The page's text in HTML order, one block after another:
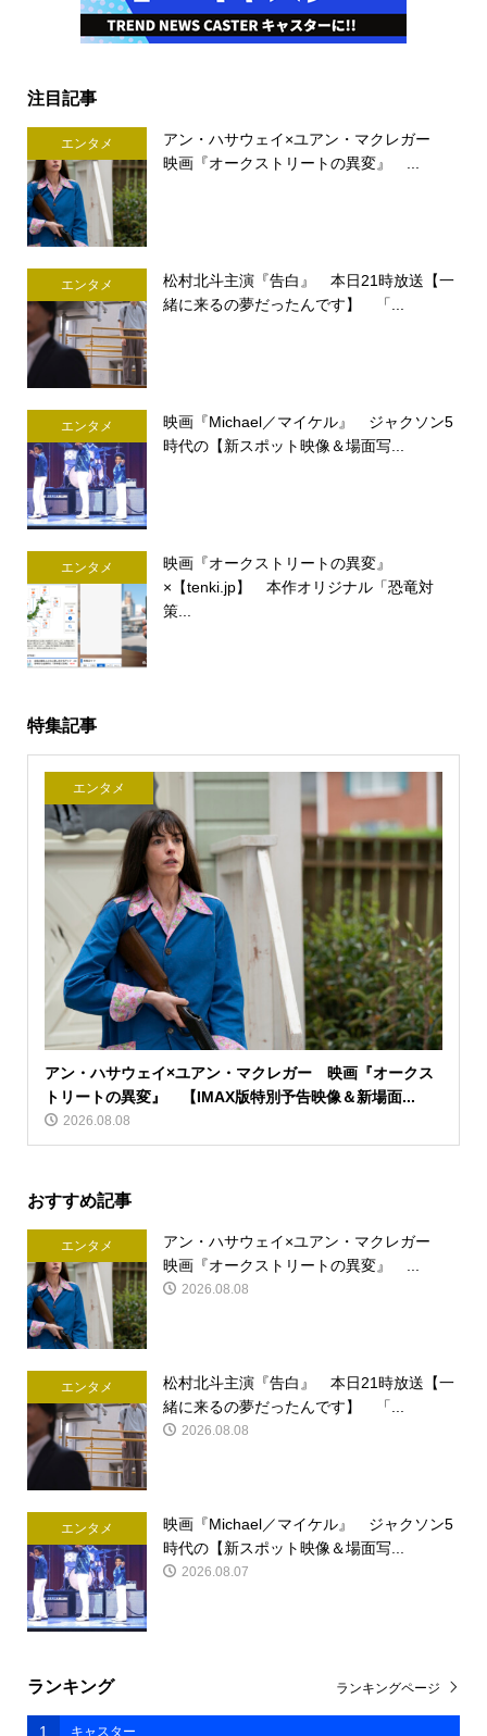
注目記事
エンタメ
アン・ハサウェイ×ユアン・マクレガー
映画『オークストリートの異変』 ...
エンタメ
松村北斗主演『告白』 本日21時放送【一
緒に来るの夢だったんです】 「...
エンタメ
映画『Michael／マイケル』 ジャクソン5
時代の【新スポット映像＆場面写...
エンタメ
映画『オークストリートの異変』
×【tenki.jp】 本作オリジナル「恐竜対
策...
特集記事
エンタメ
アン・ハサウェイ×ユアン・マクレガー 映画『オークス
トリートの異変』 【IMAX版特別予告映像＆新場面...
2026.08.08
おすすめ記事
エンタメ
アン・ハサウェイ×ユアン・マクレガー
映画『オークストリートの異変』 ...
2026.08.08
エンタメ
松村北斗主演『告白』 本日21時放送【一
緒に来るの夢だったんです】 「...
2026.08.08
エンタメ
映画『Michael／マイケル』 ジャクソン5
時代の【新スポット映像＆場面写...
2026.08.07
ランキング
1 キャスター
ランキングページ